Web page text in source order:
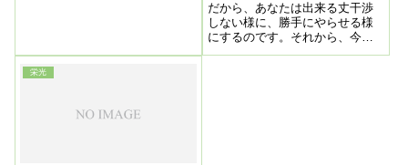
障りが解消して行くんでありま
だから、あなたは出来る丈干渉
しない様に、勝手にやらせる様
にするのです。それから、今の
主人の言った事は――別居する
栄光